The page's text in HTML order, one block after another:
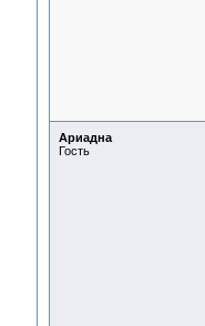
Ариадна
Гость